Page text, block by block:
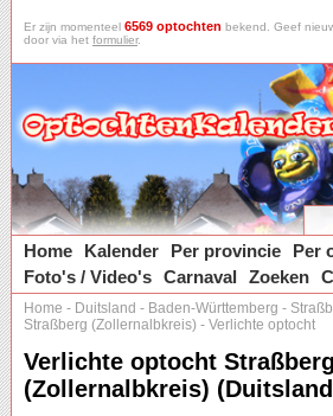
Er zijn momenteel 6569 optochten bekend. Geef
door via het formulier.
Home
Kalender Per provincie
Per
Foto's / Video's Carnaval Zoeken
Home - Duitsland - Baden-Württemberg -
Straßberg (Zollernalbkreis) - Verlichte optocht
Verlichte optocht Straßberg
(Zollernalbkreis)